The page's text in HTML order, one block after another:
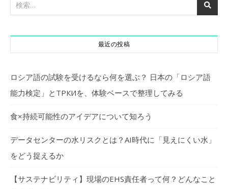
最近の投稿
ロシア語の試験を受けるなら何を選ぶ？ 日本の「ロシア語
能力検定」とТРКИを、体験ベースで整理してみる
食×持続可能性のアイデアについて知ろう
データセンターの水リスクとは？AI時代に「見えにくい水」
をどう捉えるか
【サステナビリティ】現場のEHS責任者って何？どんなこと